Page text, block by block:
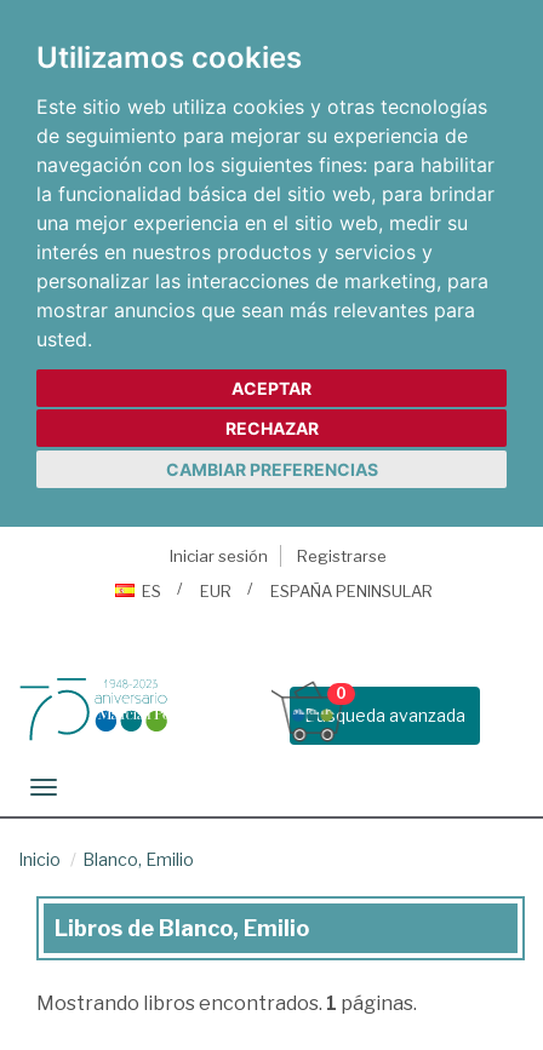
Utilizamos cookies
Este sitio web utiliza cookies y otras tecnologías
de seguimiento para mejorar su experiencia de
navegación con los siguientes fines: para habilitar
la funcionalidad básica del sitio web, para brindar
una mejor experiencia en el sitio web, medir su
interés en nuestros productos y servicios y
personalizar las interacciones de marketing, para
mostrar anuncios que sean más relevantes para
usted.
ACEPTAR
RECHAZAR
CAMBIAR PREFERENCIAS
Iniciar sesión
Registrarse
ES
EUR ESPAÑA PENINSULAR
Busqueda avanzada
0
Toggle navigation
Inicio Blanco, Emilio
Libros
Blanco,
Libros de Blanco, Emilio
Mostrando libros encontrados. 1 páginas.